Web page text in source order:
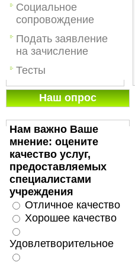
Социальное
сопровождение
Подать заявление
на зачисление
Тесты
Наш опрос
Нам важно Ваше
мнение: оцените
качество услуг,
предоставляемых
специалистами
учреждения
Отличное качество
Хорошее качество
Удовлетворительное